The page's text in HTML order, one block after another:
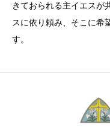
きておられる主イエスが
スに依り頼み、そこに希
す。